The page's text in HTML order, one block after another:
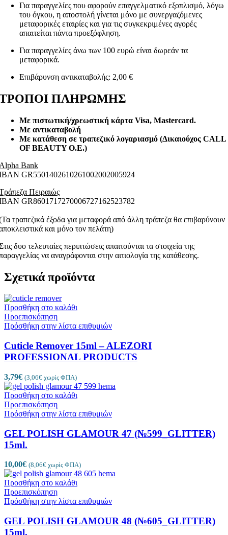
Για παραγγελίες που αφορούν επαγγελματικό εξοπλισμό, λόγω
του όγκου, η αποστολή γίνεται μόνο με συνεργαζόμενες
μεταφορικές εταιρίες και για τις συγκεκριμένες αγορές
απαιτείται πάντα προεξόφληση.
Για παραγγελίες άνω των 100 ευρώ είναι δωρεάν τα
μεταφορικά.
Επιβάρυνση αντικαταβολής: 2,00 €
ΠΛΗΡΩΜΗΣ
Με πιστωτική/χρεωστική κάρτα Visa, Mastercard.
Με αντικαταβολή
Με κατάθεση σε τραπεζικό λογαριασμό (Δικαιούχος CALL
OF BEAUTY O.E.)
Bank
GR5501402610261002002005924
Πειραιώς
GR8601717270006727162523782
τραπεζικά έξοδα για μεταφορά από άλλη τράπεζα θα επιβαρύνουν
και μόνο τον πελάτη)
δυο τελευταίες περιπτώσεις απαιτούνται τα στοιχεία της
να αναγράφονται στην αιτιολογία της κατάθεσης.
Σχετικά προϊόντα
Προσθήκη στο καλάθι
Προεπισκόπηση
Πρόσθήκη στην λίστα επιθυμιών
Cuticle Remover 15ml – ALEZORI
PROFESSIONAL PRODUCTS
3,79€ (3,06€ χωρίς ΦΠΑ)
Προσθήκη στο καλάθι
Προεπισκόπηση
Πρόσθήκη στην λίστα επιθυμιών
GEL POLISH GLAMOUR 47 (№599_GLITTER)
15ml.
10,00€ (8,06€ χωρίς ΦΠΑ)
Προσθήκη στο καλάθι
Προεπισκόπηση
Πρόσθήκη στην λίστα επιθυμιών
GEL POLISH GLAMOUR 48 (№605_GLITTER)
15ml.